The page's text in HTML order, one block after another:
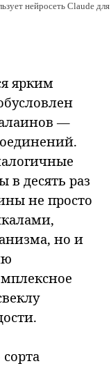
нейросеть Claude для
ярким
—
десять раз
не просто
но и